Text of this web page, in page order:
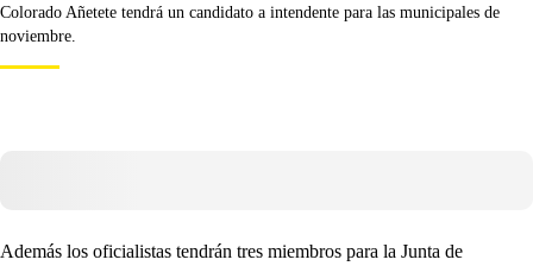
Colorado Añetete tendrá un candidato a intendente para las municipales de
noviembre.
Además los oficialistas tendrán tres miembros para la Junta de